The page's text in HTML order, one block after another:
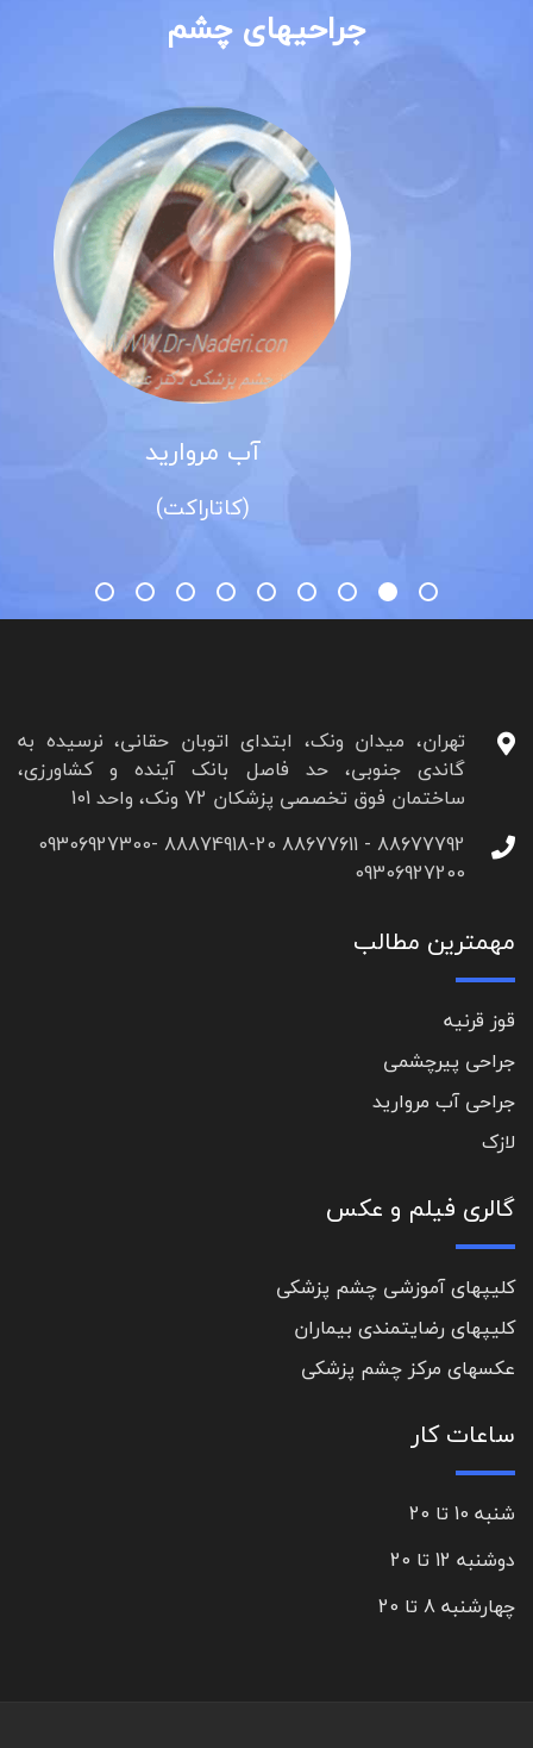
جراحیهای چشم
آب مروارید
(کاتاراکت)
تهران، میدان ونک، ابتدای اتوبان حقانی، نرسیده به
گاندی جنوبی، حد فاصل بانک آینده و کشاورزی،
ساختمان فوق تخصصی پزشکان 72 ونک، واحد 101
88677792 - 88677611 88874918-20 09306927300-
09306927200
مهمترین مطالب
قوز قرنیه
جراحی پیرچشمی
جراحی آب مروارید
لازک
گالری فیلم و عکس
کلیپهای آموزشی چشم پزشکی
کلیپهای رضایتمندی بیماران
عکسهای مرکز چشم پزشکی
ساعات کار
شنبه 10 تا 20
دوشنبه 12 تا 20
چهارشنبه 8 تا 20